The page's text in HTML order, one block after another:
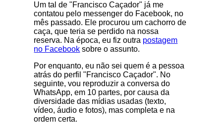
Um tal de "Francisco Caçador" já me
contatou pelo messenger do Facebook, no
mês passado. Ele procurou um cachorro de
caça, que teria se perdido na nossa
reserva. Na época, eu fiz outra postagem
no Facebook sobre o assunto.
Por enquanto, eu não sei quem é a pessoa
atrás do perfil "Francisco Caçador". No
seguinte, vou reproduzir a conversa do
WhatsApp, em 10 partes, por causa da
diversidade das mídias usadas (texto,
vídeo, áudio e fotos), mas completa e na
ordem certa.